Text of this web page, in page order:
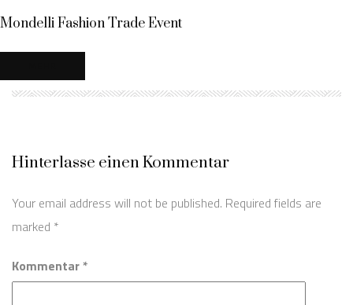
Mondelli Fashion Trade Event
Hinterlasse einen Kommentar
Your email address will not be published. Required fields are
marked *
Kommentar *